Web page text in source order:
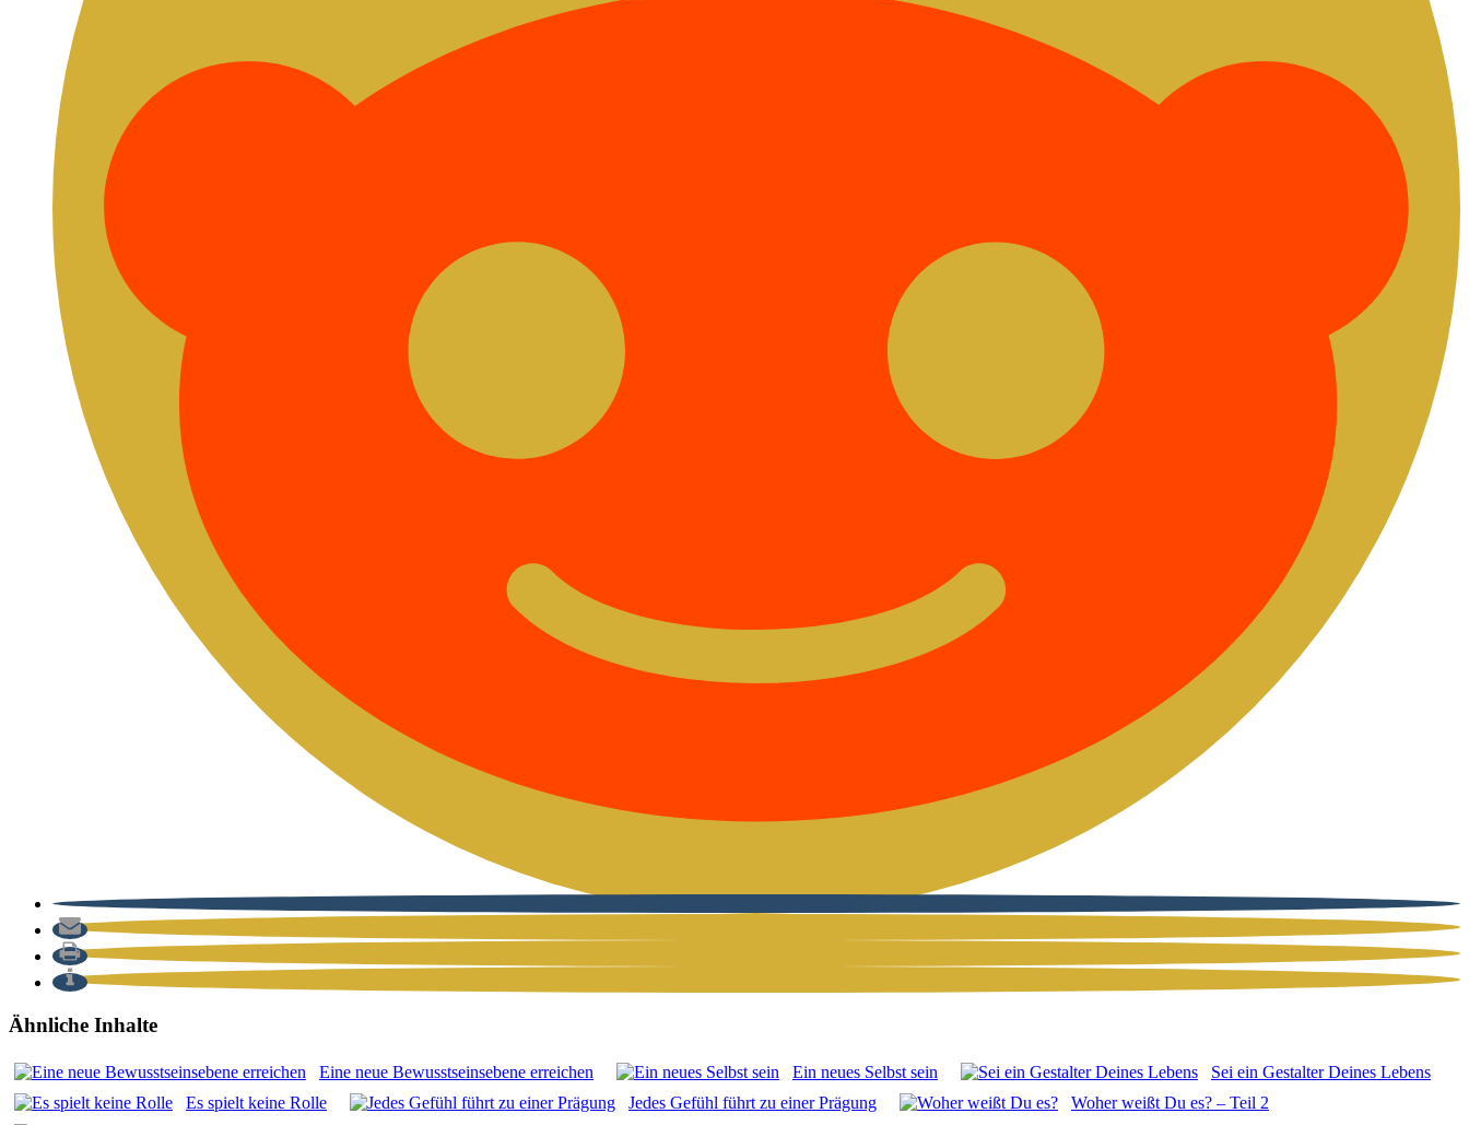
Ähnliche Inhalte
Eine neue Bewusst­seins­ebe­ne errei­chen Ein neu­es Selbst sein
Sei ein Gestal­ter Dei­nes Lebens
Es spielt kei­ne Rol­le
Jedes Gefühl führt zu einer Prä­gung
Woher weißt Du es? – Teil 2